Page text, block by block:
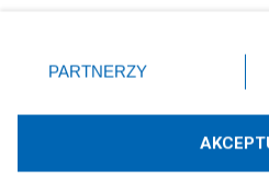
Technologię
zmienić/wycofać klikając
znajdujący się w lewym dolnym
rodzaje przetwarzania danych
użytkownika, ale masz prawo
przetwarzaniu. Preferencje
PARTNERZY